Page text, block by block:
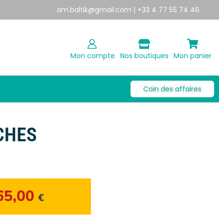
am.baltik@gmail.com | +33 4 77 55 74 46
Mon compte Nos boutiques Mon panier
Coin des affaires
€